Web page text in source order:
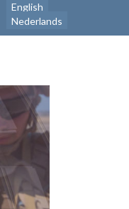
English
Nederlands